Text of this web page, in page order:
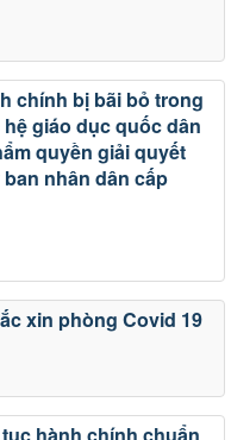
chính bị bãi bỏ trong
giáo dục quốc dân
quyền giải quyết
nhân dân cấp
xin phòng Covid 19
hành chính chuẩn